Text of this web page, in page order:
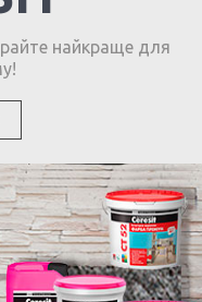
найкраще для